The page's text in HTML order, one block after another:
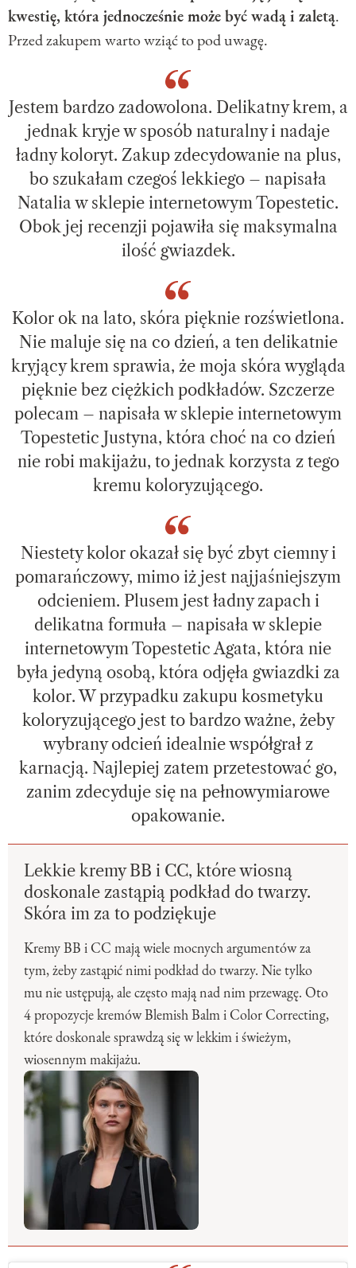
kwestię, która jednocześnie może być wadą i zaletą.
Przed zakupem warto wziąć to pod uwagę.
Jestem bardzo zadowolona. Delikatny krem, a
jednak kryje w sposób naturalny i nadaje
ładny koloryt. Zakup zdecydowanie na plus,
bo szukałam czegoś lekkiego – napisała
Natalia w sklepie internetowym Topestetic.
Obok jej recenzji pojawiła się maksymalna
ilość gwiazdek.
Kolor ok na lato, skóra pięknie rozświetlona.
Nie maluje się na co dzień, a ten delikatnie
kryjący krem sprawia, że moja skóra wygląda
pięknie bez ciężkich podkładów. Szczerze
polecam – napisała w sklepie internetowym
Topestetic Justyna, która choć na co dzień
nie robi makijażu, to jednak korzysta z tego
kremu koloryzującego.
Niestety kolor okazał się być zbyt ciemny i
pomarańczowy, mimo iż jest najjaśniejszym
odcieniem. Plusem jest ładny zapach i
delikatna formuła – napisała w sklepie
internetowym Topestetic Agata, która nie
była jedyną osobą, która odjęła gwiazdki za
kolor. W przypadku zakupu kosmetyku
koloryzującego jest to bardzo ważne, żeby
wybrany odcień idealnie współgrał z
karnacją. Najlepiej zatem przetestować go,
zanim zdecyduje się na pełnowymiarowe
opakowanie.
Lekkie kremy BB i CC, które wiosną
doskonale zastąpią podkład do twarzy.
Skóra im za to podziękuje
Kremy BB i CC mają wiele mocnych argumentów za
tym, żeby zastąpić nimi podkład do twarzy. Nie tylko
mu nie ustępują, ale często mają nad nim przewagę. Oto
4 propozycje kremów Blemish Balm i Color Correcting,
które doskonale sprawdzą się w lekkim i świeżym,
wiosennym makijażu.